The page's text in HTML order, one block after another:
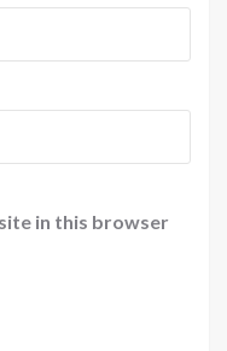
in this browser